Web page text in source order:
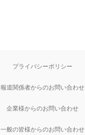
プライバシーポリシー
報道関係者からのお問い合わせ
企業様からのお問い合わせ
一般の皆様からのお問い合わせ